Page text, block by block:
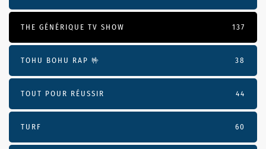
THE GÉNÉRIQUE TV SHOW 137
TOHU BOHU RAP 🤟 38
TOUT POUR RÉUSSIR 44
TURF 60